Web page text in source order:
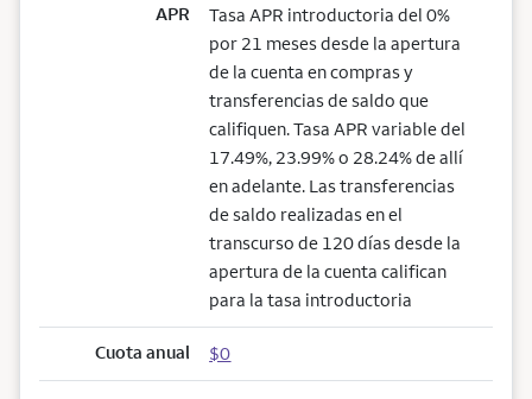
APR
Tasa APR introductoria del 0%
por 21 meses desde la apertura
de la cuenta en compras y
transferencias de saldo que
califiquen. Tasa APR variable del
17.49%, 23.99% o 28.24% de allí
en adelante. Las transferencias
de saldo realizadas en el
transcurso de 120 días desde la
apertura de la cuenta califican
para la tasa introductoria
Cuota anual $0